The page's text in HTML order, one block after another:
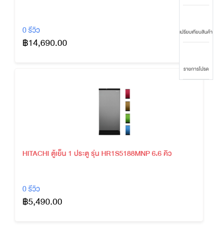
เปรียบเทียบสินค้า
รายการโปรด
0 รีวิว
฿14,690.00
HITACHI ตู้เย็น 1 ประตู รุ่น HR1S5188MNP 6.6 คิว
0 รีวิว
฿5,490.00